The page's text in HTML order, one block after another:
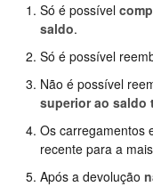
Só é possível
saldo.
Só é possível
Não é possível
superior ao saldo
Os carregamentos
recente para a
Após a devolução